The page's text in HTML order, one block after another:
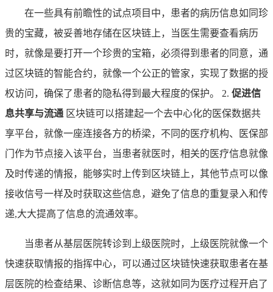
在一些具有前瞻性的试点项目中，患者的病历信息如同珍
贵的宝藏，被妥善地存储在区块链上，当医生需要查看病历
时，就像是要打开一个珍贵的宝箱，必须得到患者的同意，通
过区块链的智能合约，就像一个公正的管家，实现了数据的授
权访问，确保了患者的隐私得到最大程度的保护。 2. 促进信
息共享与流通 区块链可以搭建起一个去中心化的医保数据共
享平台，就像一座连接各方的桥梁，不同的医疗机构、医保部
门作为节点接入该平台，当患者就医时，相关的医疗信息就像
及时传递的情报，能够实时上传到区块链上，其他节点可以像
接收信号一样及时获取这些信息，避免了信息的重复录入和传
递,大大提高了信息的流通效率。
当患者从基层医院转诊到上级医院时，上级医院就像一个
快速获取情报的指挥中心，可以通过区块链快速获取患者在基
层医院的检查结果、诊断信息等，这就如同为医疗过程开启了